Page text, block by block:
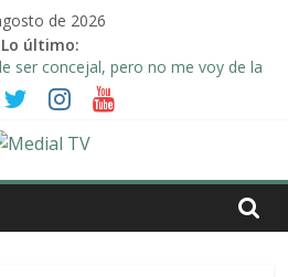
de 2026
Lo último:
ser concejal, pero no me voy de la
mano una vez más en Arahal
la familia afectada por el incendio
del Ayuntamiento de Arahal
unión a los pueblos de la
de biogás en término de Arahal